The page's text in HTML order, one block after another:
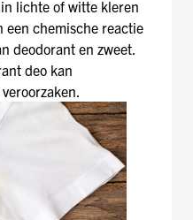
lichte of witte kleren
een chemische reactie
deodorant en zweet.
deo kan